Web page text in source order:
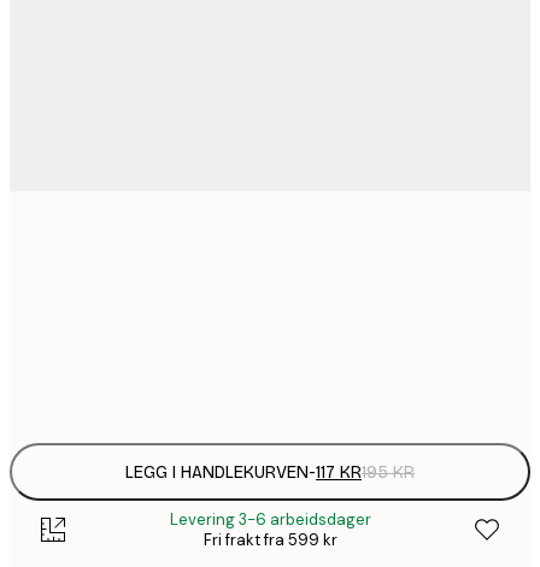
LEGG I HANDLEKURVEN-117 KR195 KR
Levering 3-6 arbeidsdager
Fri frakt fra 599 kr